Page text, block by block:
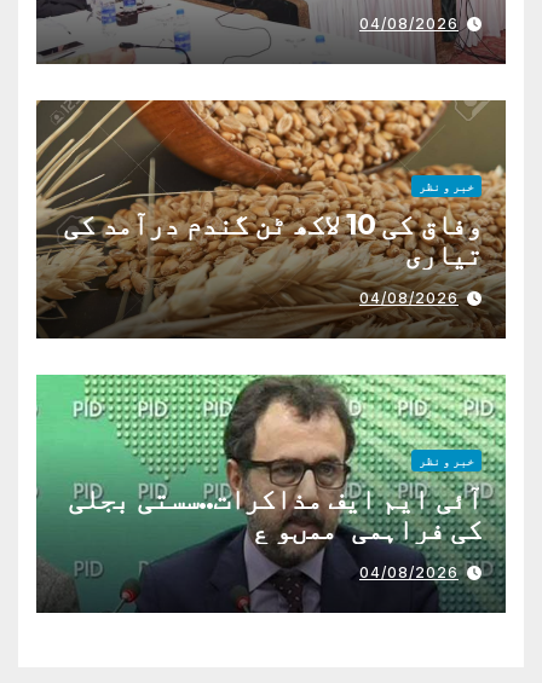
04/08/2026
خبر و نظر
وفاق کی 10 لاکھ ٹن گندم درآمد کی
تیاری
04/08/2026
خبر و نظر
آئی ایم ایف مذاکرات..سستی بجلی
کی فراہمی ممںو ع
04/08/2026